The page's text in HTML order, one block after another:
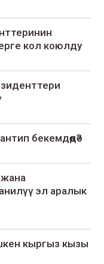
кол коюлду
бекемдөөдө?
эл аралык
кыргыз кызы